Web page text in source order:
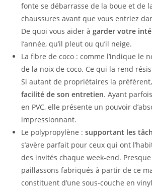
fonte se débarrasse de la boue et de
chaussures avant que vous entriez
De quoi vous aider àgarder votre
l’année, qu’il pleut ou qu’il neige.
La fibre de coco : comme l’indique le
de la noix de coco. Ce qui la rend
Si autant de propriétaires la préfèrent,
facilité de son entretien. Ayant
en PVC, elle présente un pouvoir
impressionnant.
Le polypropylène :supportant les
s’avère parfait pour ceux qui ont
des invités chaque week-end.
paillassons fabriqués à partir de ce
constituent d’une sous-couche en